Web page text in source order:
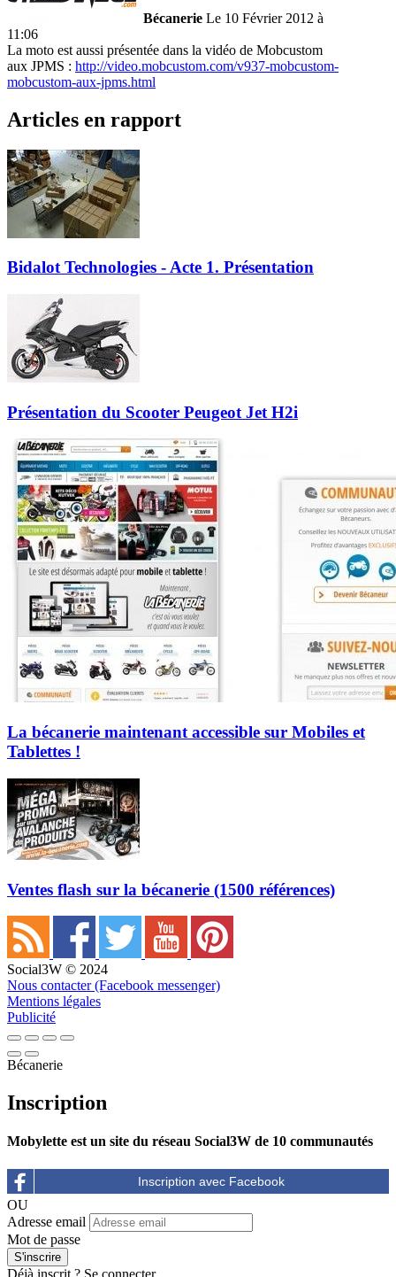
Bécanerie Le 10 Février 2012 à
11:06
La moto est aussi présentée dans la vidéo de Mobcustom
aux JPMS : http://video.mobcustom.com/v937-mobcustom-
mobcustom-aux-jpms.html
Articles en rapport
Bidalot Technologies - Acte 1. Présentation
Présentation du Scooter Peugeot Jet H2i
La bécanerie maintenant accessible sur Mobiles et
Tablettes !
Ventes flash sur la bécanerie (1500 références)
Social3W © 2024
Nous contacter (Facebook messenger)
Mentions légales
Publicité
Bécanerie
Inscription
Mobylette est un site du réseau Social3W de 10 communautés
OU
Adresse email
Mot de passe
Déjà inscrit ? Se connecter